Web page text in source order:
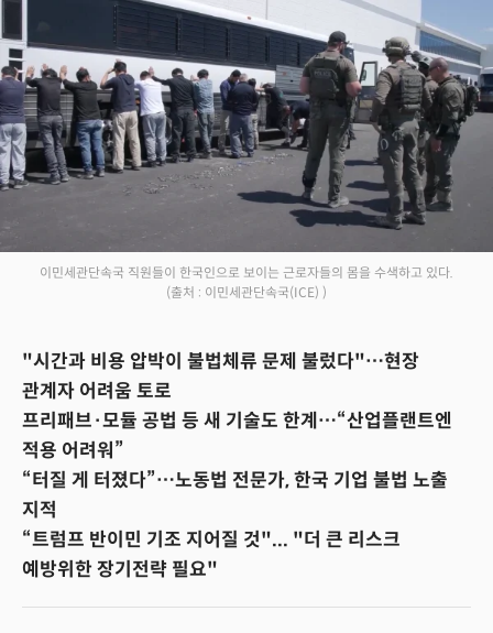
이민세관단속국 직원들이 한국인으로 보이는 근로자들의 몸을 수색하고 있다.
(출처 : 이민세관단속국(ICE) )
"시간과 비용 압박이 불법체류 문제 불렀다"…현장
관계자 어려움 토로
프리패브·모듈 공법 등 새 기술도 한계…“산업플랜트엔
적용 어려워”
“터질 게 터졌다”…노동법 전문가, 한국 기업 불법 노출
지적
“트럼프 반이민 기조 지어질 것"... "더 큰 리스크
예방위한 장기전략 필요"